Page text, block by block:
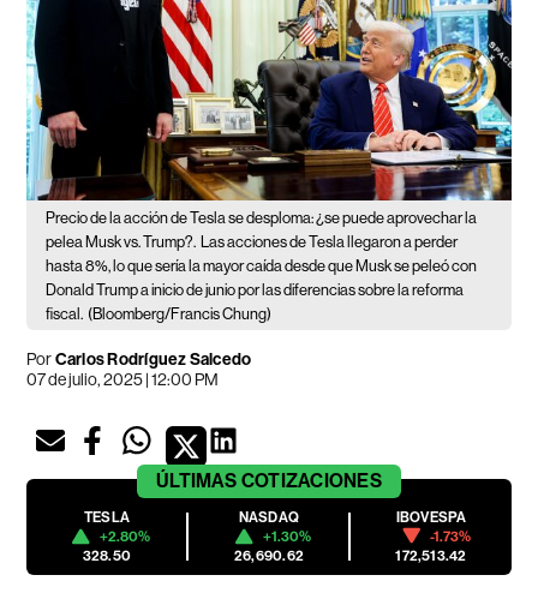
Precio de la acción de Tesla se desploma: ¿se puede aprovechar la
pelea Musk vs. Trump?.
Las acciones de Tesla llegaron a perder
hasta 8%, lo que sería la mayor caída desde que Musk se peleó con
Donald Trump a inicio de junio por las diferencias sobre la reforma
fiscal. (Bloomberg/Francis Chung)
PorCarlos Rodríguez Salcedo
07 de julio, 2025 | 12:00 PM
ÚLTIMAS COTIZACIONES
TESLA
+2.80%
328.50
NASDAQ
+1.30%
26,690.62
IBOVESPA
-1.73%
172,513.42